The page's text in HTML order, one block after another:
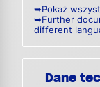
➥Pokaż
➥Further
different
Dane